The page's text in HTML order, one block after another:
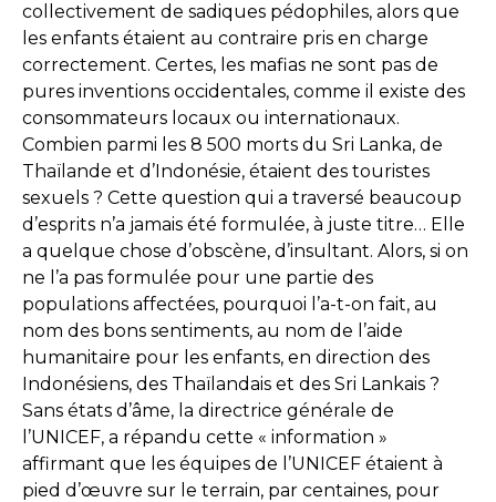
collectivement de sadiques pédophiles, alors que
les enfants étaient au contraire pris en charge
correctement. Certes, les mafias ne sont pas de
pures inventions occidentales, comme il existe des
consommateurs locaux ou internationaux.
Combien parmi les 8 500 morts du Sri Lanka, de
Thaïlande et d’Indonésie, étaient des touristes
sexuels ? Cette question qui a traversé beaucoup
d’esprits n’a jamais été formulée, à juste titre… Elle
a quelque chose d’obscène, d’insultant. Alors, si on
ne l’a pas formulée pour une partie des
populations affectées, pourquoi l’a-t-on fait, au
nom des bons sentiments, au nom de l’aide
humanitaire pour les enfants, en direction des
Indonésiens, des Thaïlandais et des Sri Lankais ?
Sans états d’âme, la directrice générale de
l’UNICEF, a répandu cette « information »
affirmant que les équipes de l’UNICEF étaient à
pied d’œuvre sur le terrain, par centaines, pour